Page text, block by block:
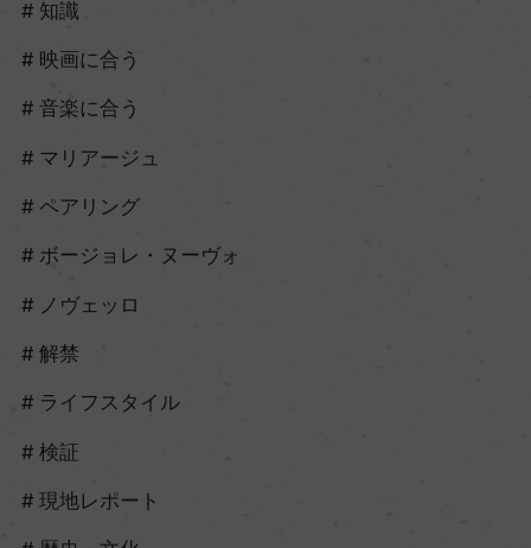
知識
映画に合う
音楽に合う
マリアージュ
ペアリング
ボージョレ・ヌーヴォ
ノヴェッロ
解禁
ライフスタイル
検証
現地レポート